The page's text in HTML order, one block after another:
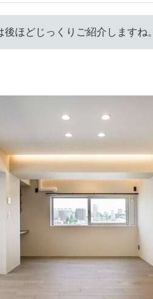
後ほどじっくりご紹介しますね。